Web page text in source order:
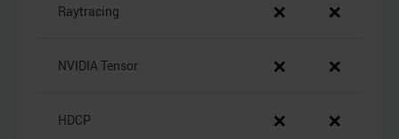
Raytracing ❌ ❌
NVIDIA Tensor ❌ ❌
HDCP ❌ ❌